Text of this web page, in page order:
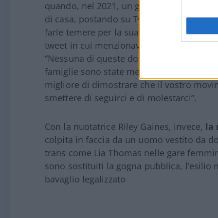
quando, nel 2021, un gruppo di
di casa, postando su Twitter la foto del
farle temere per la sua incolumità,
tweet in cui menzionava le altre
“Nessuna di queste donne è protetta
famiglie sono state messe in uno stato di
migliore di dimostrare che il vostro
smettere di seguirci e di molestarci”.
Con la nuotatrice Riley Gaines, invece, la
colpita in faccia da un uomo vestito da
trans come Lia Thomas nelle gare
sono sostituiti la gogna pubblica,
bavaglio legalizzato